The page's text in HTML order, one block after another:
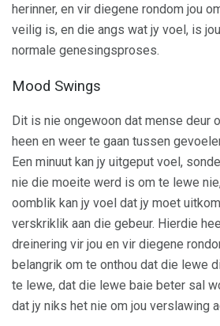
herinner, en vir diegene rondom jou
veilig is, en die angs wat jy voel, is
normale genesingsproses.
Mood Swings
Dit is nie ongewoon dat mense deur
heen en weer te gaan tussen
Een minuut kan jy uitgeput voel,
nie die moeite werd is om te lewe
oomblik kan jy voel dat jy moet
verskriklik aan die gebeur. Hierdie
dreinering vir jou en vir diegene
belangrik om te onthou dat die lewe
te lewe, dat die lewe baie beter sal
dat jy niks het nie om jou verslawing